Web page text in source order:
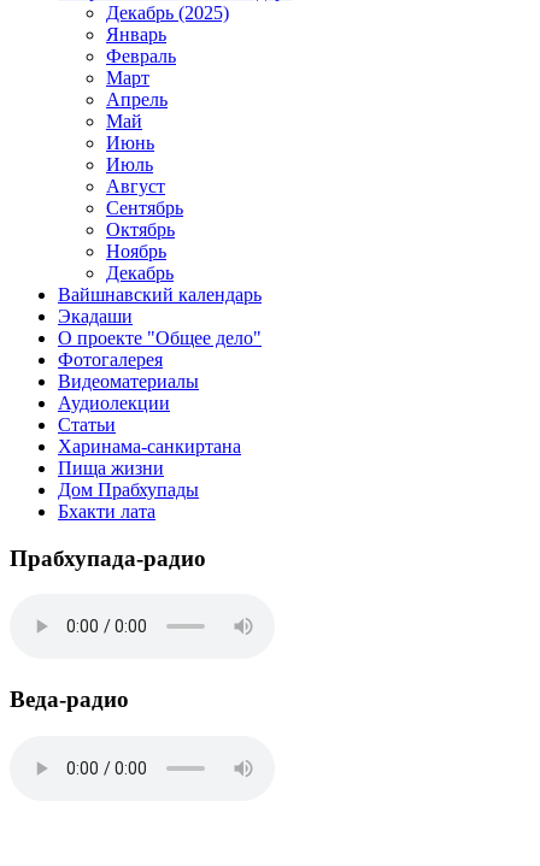
Декабрь (2025)
Январь
Февраль
Март
Апрель
Май
Июнь
Июль
Август
Сентябрь
Октябрь
Ноябрь
Декабрь
Вайшнавский календарь
Экадаши
О проекте "Общее дело"
Фотогалерея
Видеоматериалы
Аудиолекции
Статьи
Харинама-санкиртана
Пища жизни
Дом Прабхупады
Бхакти лата
Прабхупада-радио
Веда-радио